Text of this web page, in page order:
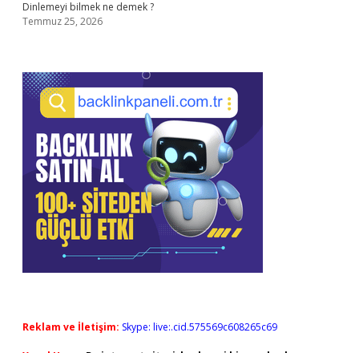
Dinlemeyi bilmek ne demek ?
Temmuz 25, 2026
Reklam ve İletişim: Skype: live:.cid.575569c608265c69